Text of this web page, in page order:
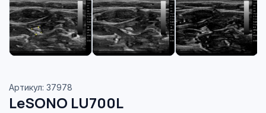
Артикул: 37978
LeSONO LU700L